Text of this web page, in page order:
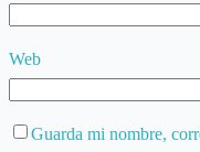
Web
Guarda mi nombre,